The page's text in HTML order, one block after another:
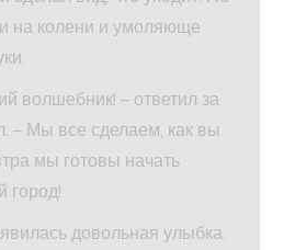
на колени и умоляюще
волшебник! – ответил за
– Мы все сделаем, как вы
мы готовы начать
город!
довольная улыбка.